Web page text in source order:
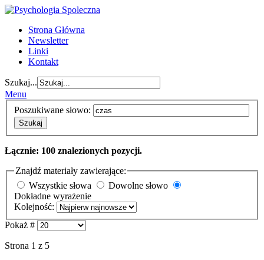
Strona Główna
Newsletter
Linki
Kontakt
Szukaj...
Menu
Poszukiwane słowo:
Szukaj
Łącznie: 100 znalezionych pozycji.
Znajdź materiały zawierające:
Wszystkie słowa
Dowolne słowo
Dokładne wyrażenie
Kolejność:
Pokaż #
Strona 1 z 5